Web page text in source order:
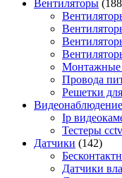
Вентиляторы
Монтажные
Провода
Решетки
Видеонаблюдение
Ip
Тестеры
Датчики (142)
Датчики